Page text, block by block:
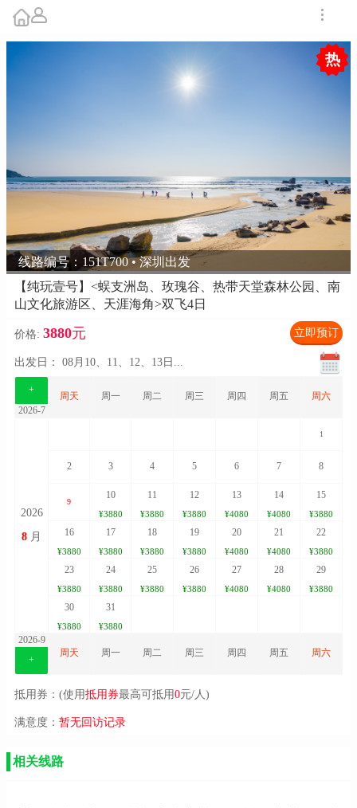
线路编号：151T700 • 深圳出发
【纯玩壹号】<蜈支洲岛、玫瑰谷、热带天堂森林公园、南
山文化旅游区、天涯海角>双飞4日
热
价格: 3880元 立即预订
出发日： 08月10、11、12、13日 ...
+
2026-7
周天 周一 周二 周三 周四 周五 周六
2026
8 月
1
2 3 4 5 6 7 8
9
10
¥3880
11
¥3880
12
¥3880
13
¥4080
14
¥4080
15
¥3880
16
¥3880
17
¥3880
18
¥3880
19
¥3880
20
¥4080
21
¥4080
22
¥3880
23
¥3880
24
¥3880
25
¥3880
26
¥3880
27
¥4080
28
¥4080
29
¥3880
30
¥3880
31
¥3880
2026-9
+
周天 周一 周二 周三 周四 周五 周六
抵用券：(使用抵用券最高可抵用0元/人)
满意度： 暂无回访记录
相关线路